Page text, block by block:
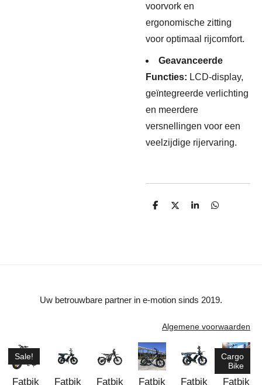
voorvork en
ergonomische zitting
voor optimaal rijcomfort.
Geavanceerde
Functies: LCD-display,
geïntegreerde verlichting
en meerdere
versnellingen voor een
veelzijdige rijervaring.
D
D
S
D
Uw betrouwbare partner in e-motion sinds 2019.
Algemene voorwaarden
Sale!
Fatbik
Fatbik
Fatbik
Fatbik
Fatbik
Cargo
Bike
Fatbik